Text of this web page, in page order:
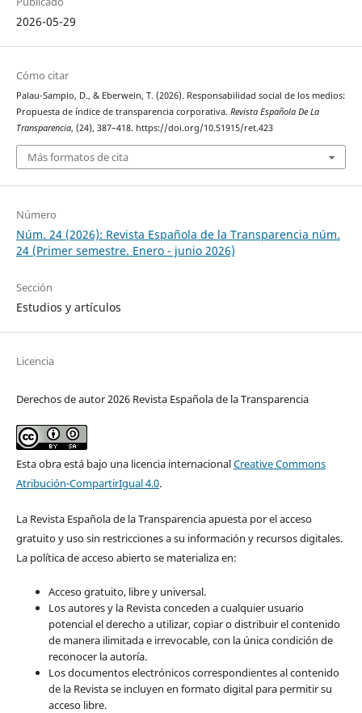
2026-05-29
Cómo citar
Palau-Sampio, D., & Eberwein, T. (2026). Responsabilidad social de los medios:
Propuesta de índice de transparencia corporativa. Revista Española De La
Transparencia, (24), 387–418. https://doi.org/10.51915/ret.423
Más formatos de cita
Número
Núm. 24 (2026): Revista Española de la Transparencia núm.
24 (Primer semestre. Enero - junio 2026)
Sección
Estudios y artículos
Licencia
Derechos de autor 2026 Revista Española de la Transparencia
Esta obra está bajo una licencia internacionalCreative Commons
Atribución-CompartirIgual 4.0.
La Revista Española de la Transparencia apuesta por el acceso
gratuito y uso sin restricciones a su información y recursos digitales.
La política de acceso abierto se materializa en:
Acceso gratuito, libre y universal.
Los autores y la Revista conceden a cualquier usuario
potencial el derecho a utilizar, copiar o distribuir el contenido
de manera ilimitada e irrevocable, con la única condición de
reconocer la autoría.
Los documentos electrónicos correspondientes al contenido
de la Revista se incluyen en formato digital para permitir su
acceso libre.